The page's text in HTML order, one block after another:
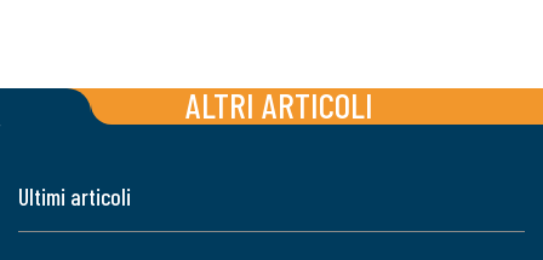
ALTRI ARTICOLI
Ultimi articoli